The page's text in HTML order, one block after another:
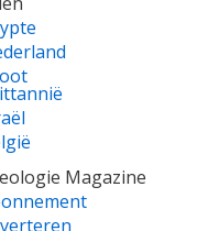
Magazine